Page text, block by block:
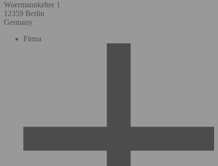
Woermannkehre 1
12359 Berlin
Germany
Firma